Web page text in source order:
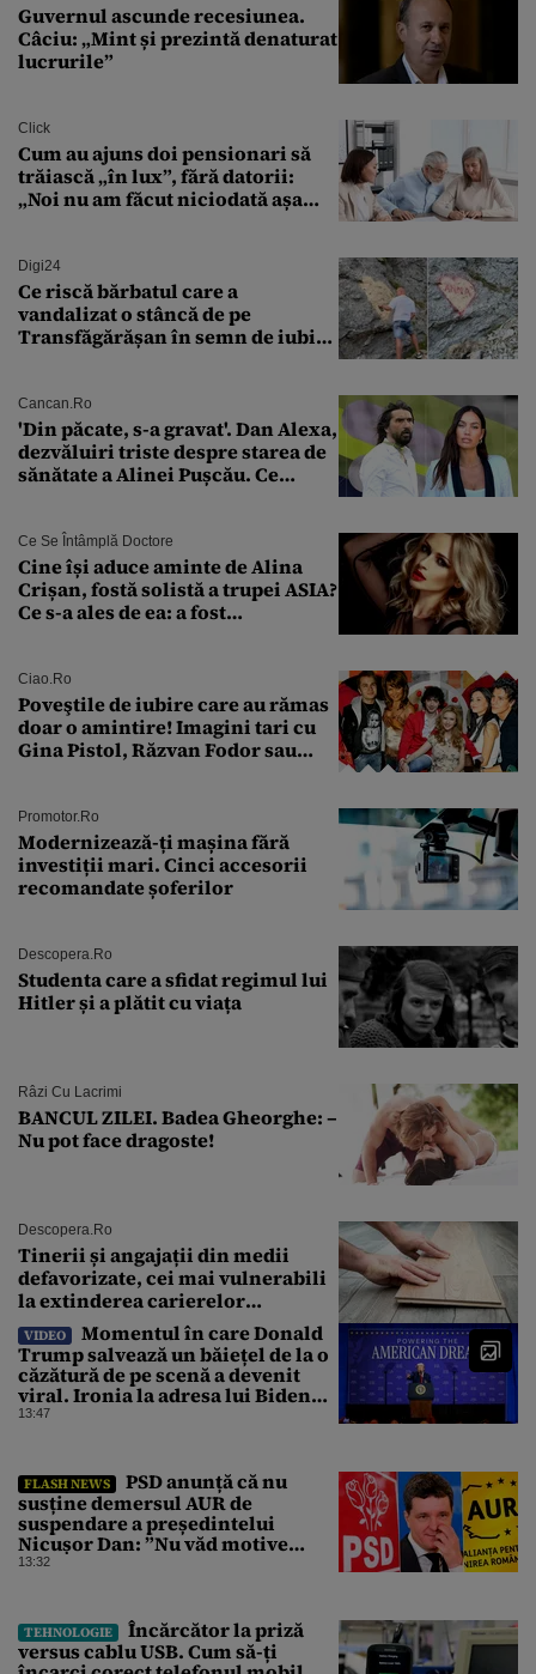
Guvernul ascunde recesiunea.
Câciu: „Mint și prezintă denaturat
lucrurile”
Click
Cum au ajuns doi pensionari să
trăiască „în lux”, fără datorii:
„Noi nu am făcut niciodată așa
Digi24
Ce riscă bărbatul care a
vandalizat o stâncă de pe
Transfăgărășan în semn de iubire
Cancan.ro
'Din păcate, s-a gravat'. Dan Alexa,
dezvăluiri triste despre starea de
sănătate a Alinei Pușcău. Ce
Ce Se Întâmplă Doctore
Cine își aduce aminte de Alina
Crișan, fostă solistă a trupei ASIA?
Ce s-a ales de ea: a fost
Ciao.ro
Poveştile de iubire care au rămas
doar o amintire! Imagini tari cu
Gina Pistol, Răzvan Fodor sau
Promotor.ro
Modernizează-ți mașina fără
investiții mari. Cinci accesorii
recomandate șoferilor
Descopera.ro
Studenta care a sfidat regimul lui
Hitler și a plătit cu viața
Râzi Cu Lacrimi
BANCUL ZILEI. Badea Gheorghe: –
Nu pot face dragoste!
Descopera.ro
Tinerii și angajații din medii
defavorizate, cei mai vulnerabili
la extinderea carierelor
profesionale
VIDEO
Momentul în care Donald
Trump salvează un băiețel de la o
căzătură de pe scenă a devenit
viral. Ironia la adresa lui Biden
care a stârnit râsete
13:47
FLASH NEWS
PSD anunță că nu
susține demersul AUR de
suspendare a președintelui
Nicușor Dan: ”Nu văd motive
pentru care președintele ar trebui
13:32
TEHNOLOGIE
Încărcător la priză
versus cablu USB. Cum să-ți